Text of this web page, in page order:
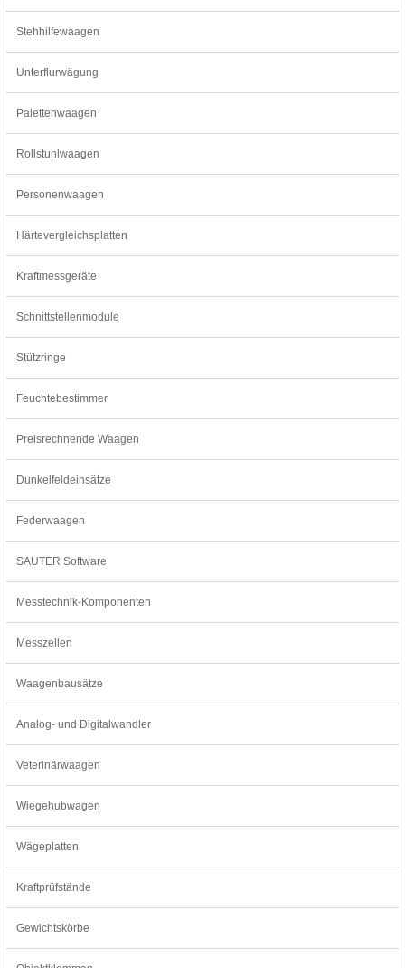
Stehhilfewaagen
Unterflurwägung
Palettenwaagen
Rollstuhlwaagen
Personenwaagen
Härtevergleichsplatten
Kraftmessgeräte
Schnittstellenmodule
Stützringe
Feuchtebestimmer
Preisrechnende Waagen
Dunkelfeldeinsätze
Federwaagen
SAUTER Software
Messtechnik-Komponenten
Messzellen
Waagenbausätze
Analog- und Digitalwandler
Veterinärwaagen
Wiegehubwagen
Wägeplatten
Kraftprüfstände
Gewichtskörbe